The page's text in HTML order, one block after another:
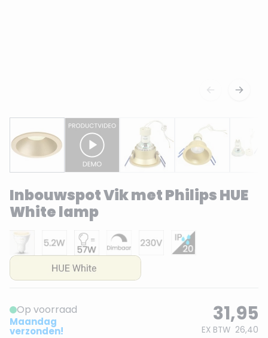
Inbouwspot Vik met Philips HUE
White lamp
Op voorraad
Maandag
verzonden!
31,95
EX BTW 26,40